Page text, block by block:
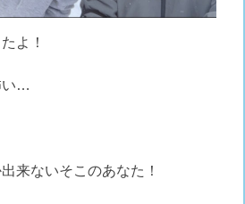
よ！
い…
来ないそこのあなた！